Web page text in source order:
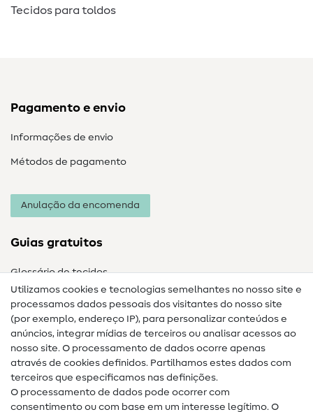
Tecidos para toldos
Pagamento e envio
Informações de envio
Métodos de pagamento
Anulação da encomenda
Guias gratuitos
Glossário de tecidos
Guias de costura
Ajuda e contacto
Contacto
Mudança de proprietário
Utilizamos cookies e tecnologias semelhantes no nosso site e
processamos dados pessoais dos visitantes do nosso site
(por exemplo, endereço IP), para personalizar conteúdos e
anúncios, integrar mídias de terceiros ou analisar acessos ao
nosso site. O processamento de dados ocorre apenas
através de cookies definidos. Partilhamos estes dados com
terceiros que especificamos nas definições.
O processamento de dados pode ocorrer com
consentimento ou com base em um interesse legítimo. O